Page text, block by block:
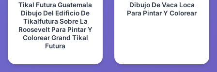
Tikal Futura Guatemala
Dibujo Del Edificio De
Tikalfutura Sobre La
Roosevelt Para Pintar Y
Colorear Grand Tikal
Futura
Dibujo De Vaca Loca
Para Pintar Y Colorear